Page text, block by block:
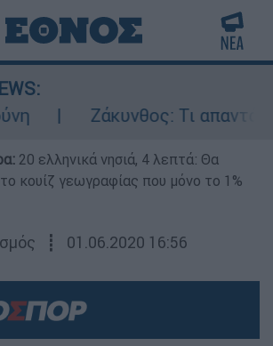
Ζάκυνθος: Τι απαντά η
20 ελληνικά νησιά, 4 λεπτά: Θα
κουίζ γεωγραφίας που μόνο το 1%
┋ 01.06.2020 16:56